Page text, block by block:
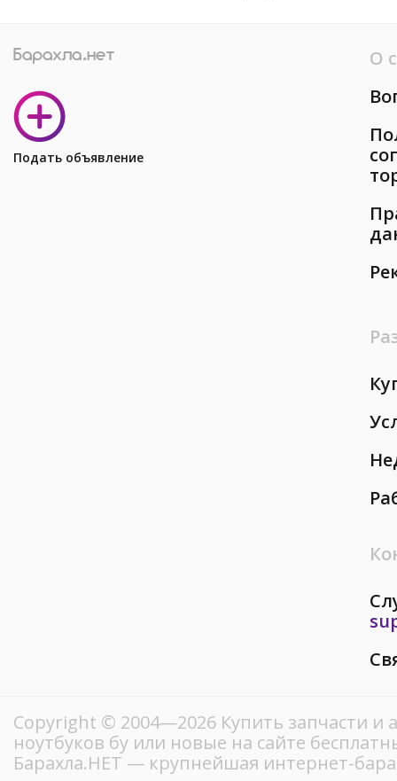
Подать объявление
О
Copyright © 2004—2026 Купить запчасти и
ноутбуков бу или новые на сайте
Барахла.НЕТ — крупнейшая интернет-